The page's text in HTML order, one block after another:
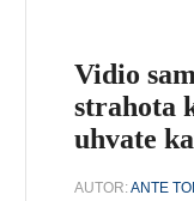
Vidio
strahota
uhvate
AUTOR:ANTE